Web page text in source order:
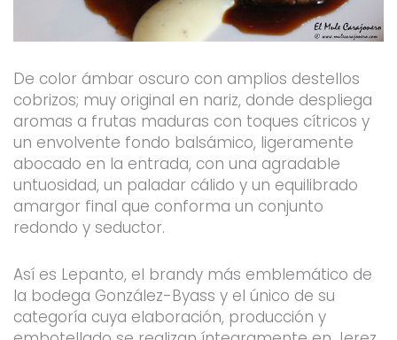
De color ámbar oscuro con amplios destellos
cobrizos; muy original en nariz, donde despliega
aromas a frutas maduras con toques cítricos y
un envolvente fondo balsámico, ligeramente
abocado en la entrada, con una agradable
untuosidad, un paladar cálido y un equilibrado
amargor final que conforma un conjunto
redondo y seductor.
Así es Lepanto, el brandy más emblemático de
la bodega González-Byass y el único de su
categoría cuya elaboración, producción y